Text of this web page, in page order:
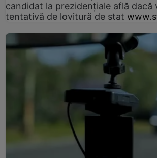
candidat la prezidențiale află
tentativă de lovitură de stat